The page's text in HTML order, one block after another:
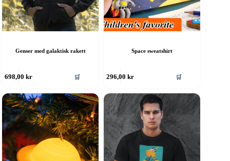
Genser med galaktisk rakett
698,00kr 🛒
Space sweatshirt
296,00kr 🛒
produktet
flere
varianter.
Alternativene
kan
velges
på
produktsiden